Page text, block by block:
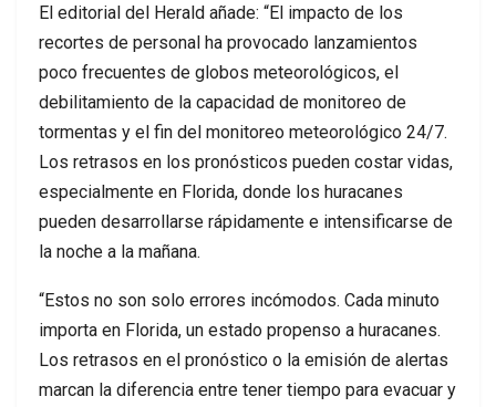
El editorial del Herald añade: “El impacto de los
recortes de personal ha provocado lanzamientos
poco frecuentes de globos meteorológicos, el
debilitamiento de la capacidad de monitoreo de
tormentas y el fin del monitoreo meteorológico 24/7.
Los retrasos en los pronósticos pueden costar vidas,
especialmente en Florida, donde los huracanes
pueden desarrollarse rápidamente e intensificarse de
la noche a la mañana.
“Estos no son solo errores incómodos. Cada minuto
importa en Florida, un estado propenso a huracanes.
Los retrasos en el pronóstico o la emisión de alertas
marcan la diferencia entre tener tiempo para evacuar y